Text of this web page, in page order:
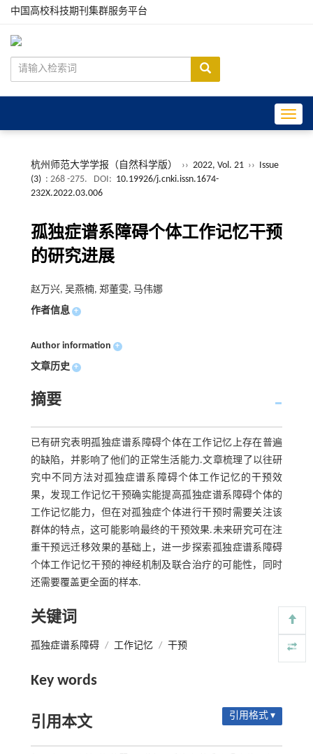
中国高校科技期刊集群服务平台
杭州师范大学学报（自然科学版） ›› 2022, Vol. 21 ›› Issue
(3) : 268 -275. DOI: 10.19926/j.cnki.issn.1674-
232X.2022.03.006
孤独症谱系障碍个体工作记忆干预
的研究进展
赵万兴, 吴燕楠, 郑董雯, 马伟娜
作者信息 +
Author information +
文章历史 +
摘要
已有研究表明孤独症谱系障碍个体在工作记忆上存在普遍
的缺陷，并影响了他们的正常生活能力.文章梳理了以往研
究中不同方法对孤独症谱系障碍个体工作记忆的干预效
果，发现工作记忆干预确实能提高孤独症谱系障碍个体的
工作记忆能力，但在对孤独症个体进行干预时需要关注该
群体的特点，这可能影响最终的干预效果.未来研究可在注
重干预远迁移效果的基础上，进一步探索孤独症谱系障碍
个体工作记忆干预的神经机制及联合治疗的可能性，同时
还需要覆盖更全面的样本.
关键词
孤独症谱系障碍 / 工作记忆 / 干预
Key words
引用本文 引用格式 ▾